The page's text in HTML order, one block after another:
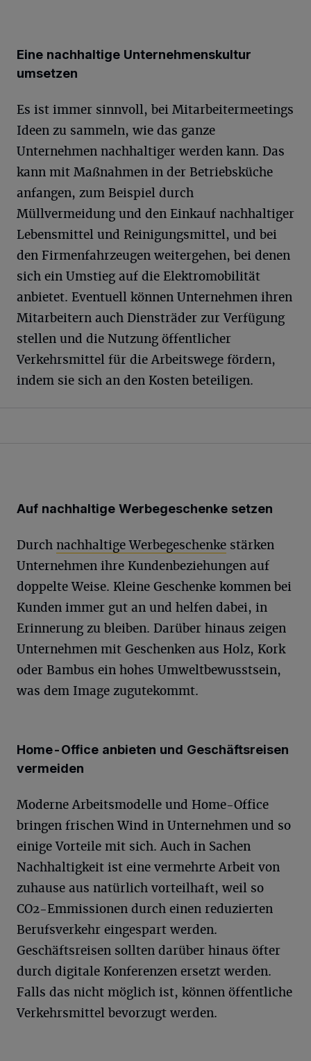
Eine nachhaltige Unternehmenskultur
umsetzen
Es ist immer sinnvoll, bei Mitarbeitermeetings
Ideen zu sammeln, wie das ganze
Unternehmen nachhaltiger werden kann. Das
kann mit Maßnahmen in der Betriebsküche
anfangen, zum Beispiel durch
Müllvermeidung und den Einkauf nachhaltiger
Lebensmittel und Reinigungsmittel, und bei
den Firmenfahrzeugen weitergehen, bei denen
sich ein Umstieg auf die Elektromobilität
anbietet. Eventuell können Unternehmen ihren
Mitarbeitern auch Diensträder zur Verfügung
stellen und die Nutzung öffentlicher
Verkehrsmittel für die Arbeitswege fördern,
indem sie sich an den Kosten beteiligen.
Auf nachhaltige Werbegeschenke setzen
Durch nachhaltige Werbegeschenke stärken
Unternehmen ihre Kundenbeziehungen auf
doppelte Weise. Kleine Geschenke kommen bei
Kunden immer gut an und helfen dabei, in
Erinnerung zu bleiben. Darüber hinaus zeigen
Unternehmen mit Geschenken aus Holz, Kork
oder Bambus ein hohes Umweltbewusstsein,
was dem Image zugutekommt.
Home-Office anbieten und Geschäftsreisen
vermeiden
Moderne Arbeitsmodelle und Home-Office
bringen frischen Wind in Unternehmen und so
einige Vorteile mit sich. Auch in Sachen
Nachhaltigkeit ist eine vermehrte Arbeit von
zuhause aus natürlich vorteilhaft, weil so
CO2-Emmissionen durch einen reduzierten
Berufsverkehr eingespart werden.
Geschäftsreisen sollten darüber hinaus öfter
durch digitale Konferenzen ersetzt werden.
Falls das nicht möglich ist, können öffentliche
Verkehrsmittel bevorzugt werden.